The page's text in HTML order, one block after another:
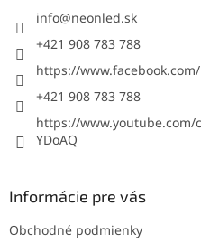
info@neonled.sk
+421 908 783 788
https://
+421 908 783 788
https://www.youtube.com/
YDoAQ
Informácie pre vás
Obchodné podmienky